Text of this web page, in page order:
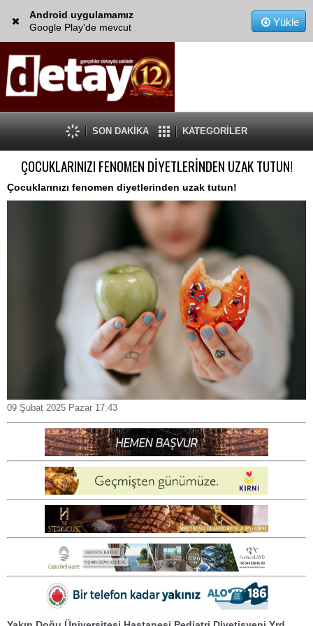
Android uygulamamız
Google Play'de mevcut
Yükle
SON DAKİKA KATEGORİLER
ÇOCUKLARINIZI FENOMEN DİYETLERİNDEN UZAK TUTUN!
Çocuklarınızı fenomen diyetlerinden uzak tutun!
09 Şubat 2025 Pazar 17:43